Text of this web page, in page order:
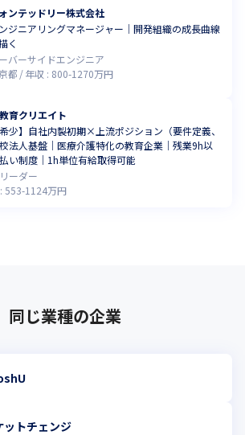
ンテッドリー株式会社
ジニアリングマネージャー｜開発組織の成長曲線
く
バーサイドエンジニア
都
年収 : 800-1270万円
育クリエイト
少】自社内製初期×上流ポジション（要件定義、
法人基盤｜医療介護特化の教育企業｜残業9h以
い制度｜1h単位有給取得可能
ーダー
553-1124万円
同じ業種の企業
トチェンジ